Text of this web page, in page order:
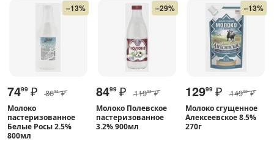
–13%
7499 ₽ 8699 ₽
Молоко
пастеризованное
Белые Росы 2.5%
800мл
–29%
8499 ₽ 11999 ₽
Молоко Полевское
пастеризованное
3.2% 900мл
–13%
12999 ₽ 14999 ₽
Молоко сгущенное
Алексеевское 8.5%
270г